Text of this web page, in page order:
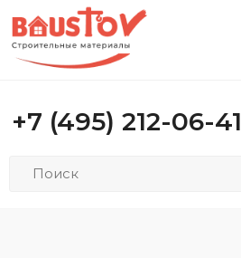
+7 (495) 212-06-41